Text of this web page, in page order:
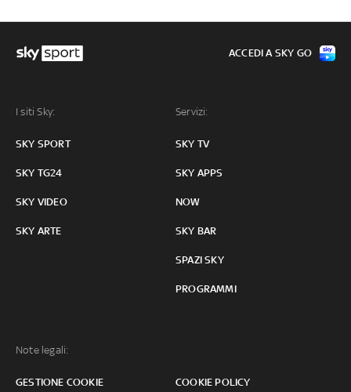
I siti Sky:
SKY SPORT
SKY TG24
SKY VIDEO
SKY ARTE
Servizi:
SKY TV
SKY APPS
NOW
SKY BAR
SPAZI SKY
PROGRAMMI
Note legali:
GESTIONE COOKIE COOKIE POLICY
ACCEDI A SKY GO